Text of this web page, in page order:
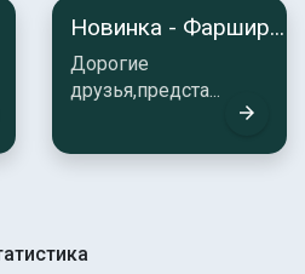
Новинка - Фаршир...
Дорогие
друзья,предста...
arrow_forward